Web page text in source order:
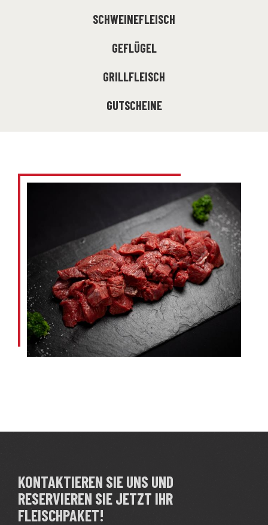
SCHWEINEFLEISCH
GEFLÜGEL
GRILLFLEISCH
GUTSCHEINE
KONTAKTIEREN SIE UNS UND
RESERVIEREN SIE JETZT IHR
FLEISCHPAKET!